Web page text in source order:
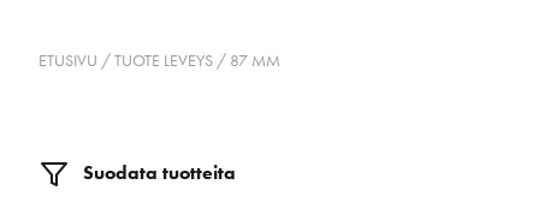
ETUSIVU / TUOTE LEVEYS / 87 MM
Suodata tuotteita